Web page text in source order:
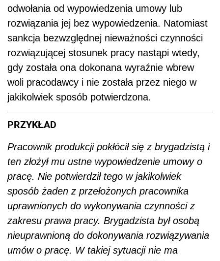
odwołania od wypowiedzenia umowy lub
rozwiązania jej bez wypowiedzenia. Natomiast
sankcja bezwzględnej nieważności czynności
rozwiązującej stosunek pracy nastąpi wtedy,
gdy została ona dokonana wyraźnie wbrew
woli pracodawcy i nie została przez niego w
jakikolwiek sposób potwierdzona.
PRZYKŁAD
Pracownik produkcji pokłócił się z brygadzistą i
ten złożył mu ustne wypowiedzenie umowy o
pracę. Nie potwierdził tego w jakikolwiek
sposób żaden z przełożonych pracownika
uprawnionych do wykonywania czynności z
zakresu prawa pracy. Brygadzista był osobą
nieuprawnioną do dokonywania rozwiązywania
umów o pracę. W takiej sytuacji nie ma